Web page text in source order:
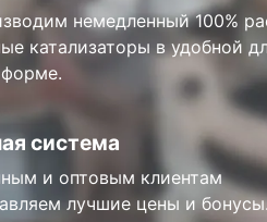
немедленный 100%
катализаторы в удобной
форме.
система
и оптовым клиентам
лучшие цены и